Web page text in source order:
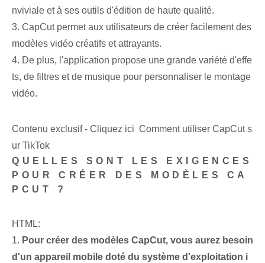
nviviale et à ses outils d'édition de haute qualité.
3. CapCut permet aux utilisateurs de créer facilement des
modèles vidéo créatifs et attrayants.
4. De plus, l'application propose une grande variété d'effe
ts, de filtres et de musique pour personnaliser le montage
vidéo.
Contenu exclusif - Cliquez ici Comment utiliser CapCut s
ur TikTok
QUELLES SONT LES EXIGENCES
POUR CRÉER DES MODÈLES CA
PCUT ?
HTML:
1. Pour créer des modèles CapCut, vous aurez besoin
d'un appareil mobile doté du système d'exploitation i